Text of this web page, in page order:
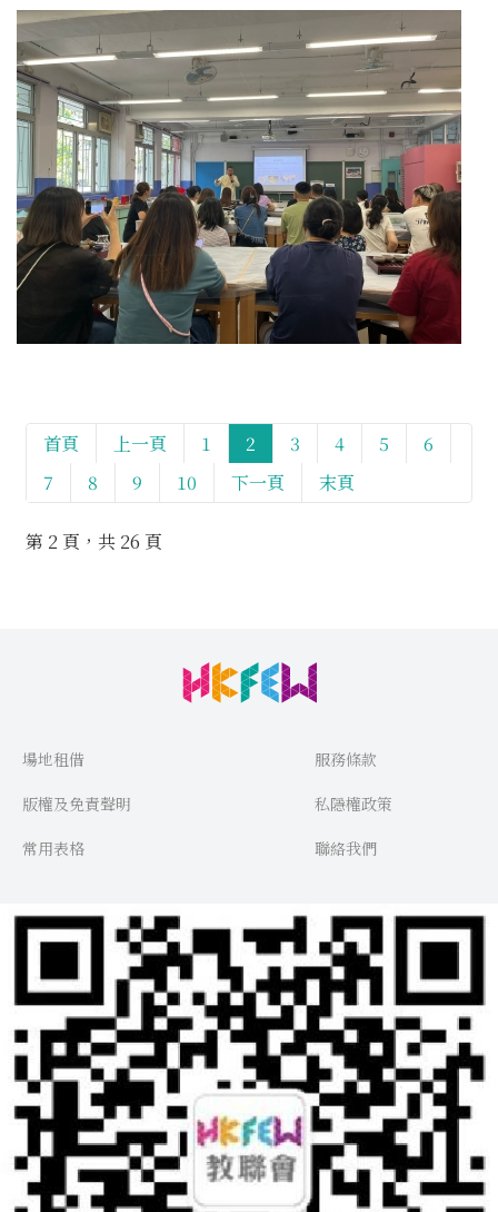
首頁 上一頁 1 2 3 4 5
6
7
8 9 10 下一頁 末頁
第 2 頁，共 26 頁
場地租借
服務條款
版權及免責聲明
私隱權政策
常用表格
聯絡我們